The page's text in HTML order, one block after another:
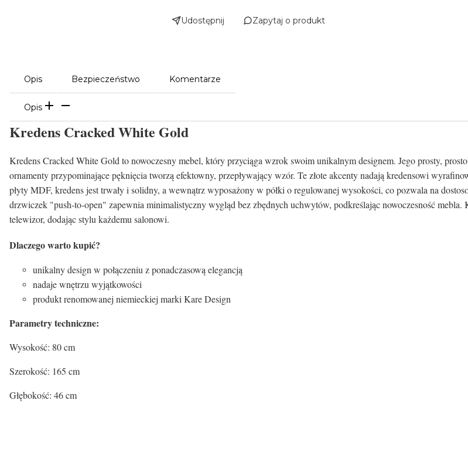
Udostępnij Zapytaj o produkt
Opis Bezpieczeństwo Komentarze
Opis
Kredens Cracked White Gold
Kredens Cracked White Gold to nowoczesny mebel, który przyciąga wzrok swoim unikalnym designem. Jego prosty,
ornamenty przypominające pęknięcia tworzą efektowny, przepływający wzór. Te złote akcenty nadają kredensowi
płyty MDF, kredens jest trwały i solidny, a wewnątrz wyposażony w półki o regulowanej wysokości, co pozwala na
drzwiczek "push-to-open" zapewnia minimalistyczny wygląd bez zbędnych uchwytów, podkreślając nowoczesność
telewizor, dodając stylu każdemu salonowi.
Dlaczego warto kupić?
unikalny design w połączeniu z ponadczasową elegancją
nadaje wnętrzu wyjątkowości
produkt renomowanej niemieckiej marki Kare Design
Parametry techniczne:
Wysokość: 80 cm
Szerokość: 165 cm
Głębokość: 46 cm